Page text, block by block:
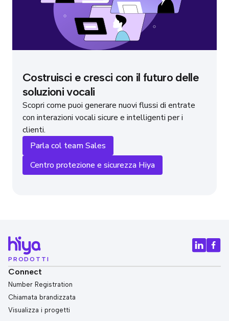
Costruisci e cresci con il futuro delle
soluzioni vocali
Scopri come puoi generare nuovi flussi di entrate
con interazioni vocali sicure e intelligenti per i
clienti.
Parla col team Sales
Centro protezione e sicurezza Hiya
PRODOTTI
Connect
Number Registration
Chiamata brandizzata
Visualizza i progetti